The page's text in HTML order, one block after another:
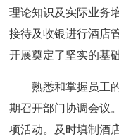
理论知识及实际业务
接待及收银进行酒店
开展奠定了坚实的基础
熟悉和掌握员工
期召开部门协调会议
项活动。及时填制酒